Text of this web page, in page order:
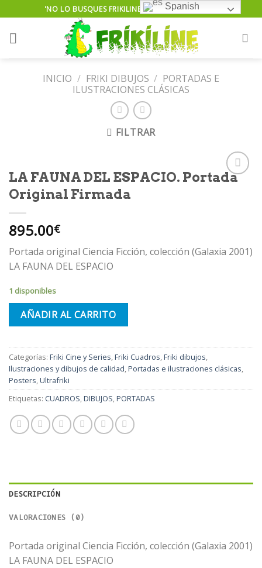
to
content
'NO LO BUSQUES FRIKILINE TE LO ENCUENTRA'...
INICIO / FRIKI DIBUJOS / PORTADAS E
ILUSTRACIONES CLÁSICAS
FILTRAR
deseos
LA FAUNA DEL ESPACIO. Portada
Original Firmada
895.00€
Portada original Ciencia Ficción, colección (Galaxia 2001)
LA FAUNA DEL ESPACIO
1 disponibles
AÑADIR AL CARRITO
Categorías: Friki Cine y Series,Friki Cuadros,Friki dibujos,
Ilustraciones y dibujos de calidad,Portadas e ilustraciones clásicas,
Posters,Ultrafriki
Etiquetas: CUADROS,DIBUJOS,PORTADAS
DESCRIPCIÓN
VALORACIONES (0)
Portada original Ciencia Ficción, colección (Galaxia 2001)
LA FAUNA DEL ESPACIO
Spanish